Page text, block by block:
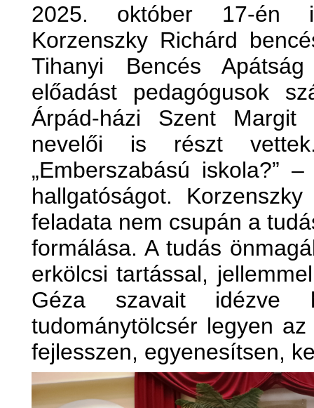
2025. október 17-én
Korzenszky Richárd
Tihanyi Bencés
előadást pedagógusok
Árpád-házi Szent Margit
nevelői is részt
„Emberszabású iskola?”
hallgatóságot.
feladata nem csupán a
formálása. A tudás
erkölcsi tartással,
Géza szavait idézve
tudománytölcsér legyen
fejlesszen, egyenesítsen,